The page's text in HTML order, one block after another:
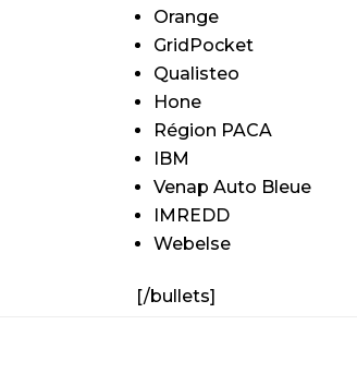
Orange
GridPocket
Qualisteo
Hone
Région PACA
IBM
Venap Auto Bleue
IMREDD
Webelse
[/bullets]